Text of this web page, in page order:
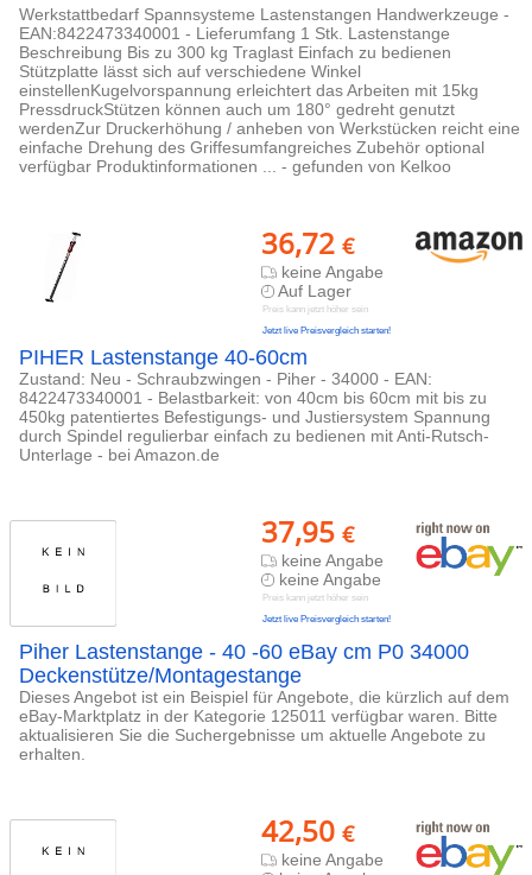
Werkstattbedarf Spannsysteme Lastenstangen Handwerkzeuge -
EAN:8422473340001 - Lieferumfang 1 Stk. Lastenstange
Beschreibung Bis zu 300 kg Traglast Einfach zu bedienen
Stützplatte lässt sich auf verschiedene Winkel
einstellenKugelvorspannung erleichtert das Arbeiten mit 15kg
PressdruckStützen können auch um 180° gedreht genutzt
werdenZur Druckerhöhung / anheben von Werkstücken reicht eine
einfache Drehung des Griffesumfangreiches Zubehör optional
verfügbar Produktinformationen ... - gefunden von Kelkoo
36,72 €
keine Angabe
Auf Lager
Preis kann jetzt höher sein
Jetzt live Preisvergleich starten!
PIHER Lastenstange 40-60cm
Zustand: Neu - Schraubzwingen - Piher - 34000 - EAN:
8422473340001 - Belastbarkeit: von 40cm bis 60cm mit bis zu
450kg patentiertes Befestigungs- und Justiersystem Spannung
durch Spindel regulierbar einfach zu bedienen mit Anti-Rutsch-
Unterlage - bei Amazon.de
37,95 €
keine Angabe
keine Angabe
Preis kann jetzt höher sein
Jetzt live Preisvergleich starten!
Piher Lastenstange - 40 -60 eBay cm P0 34000
Deckenstütze/Montagestange
Dieses Angebot ist ein Beispiel für Angebote, die kürzlich auf dem
eBay-Marktplatz in der Kategorie 125011 verfügbar waren. Bitte
aktualisieren Sie die Suchergebnisse um aktuelle Angebote zu
erhalten.
42,50 €
keine Angabe